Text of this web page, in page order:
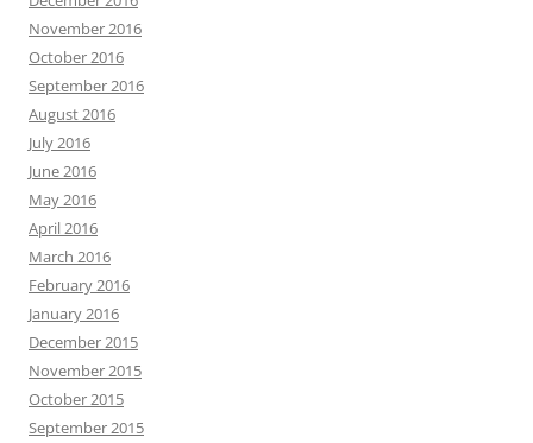
November 2016
October 2016
September 2016
August 2016
July 2016
June 2016
May 2016
April 2016
March 2016
February 2016
January 2016
December 2015
November 2015
October 2015
September 2015